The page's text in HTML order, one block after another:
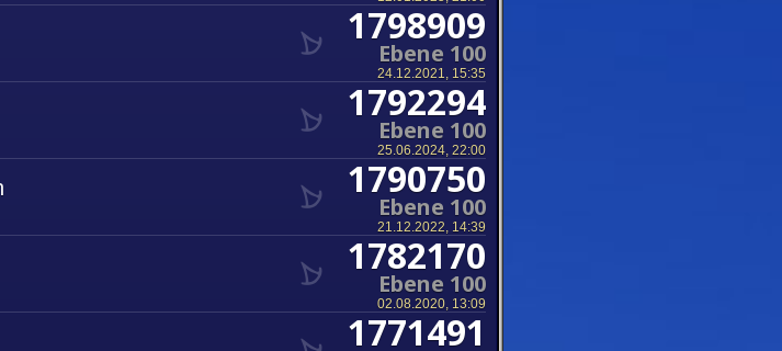
1798909
Ebene 100
24.12.2021, 15:35
1792294
Ebene 100
25.06.2024, 22:00
1790750
Ebene 100
21.12.2022, 14:39
1782170
Ebene 100
02.08.2020, 13:09
1771491